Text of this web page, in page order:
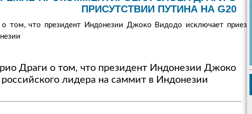
ПРИСУТСТВИИ ПУТИНА НА G20
том, что президент Индонезии Джоко Видодо исключает приезд
Драги о том, что президент Индонезии Джоко
лидера на саммит в Индонезии